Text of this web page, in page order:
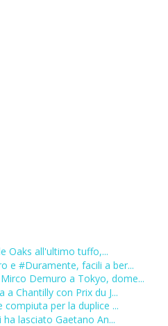
Oaks all'ultimo tuffo,...
e #Duramente, facili a ber...
Demuro a Tokyo, dome...
a Chantilly con Prix du J...
compiuta per la duplice ...
lasciato Gaetano An...